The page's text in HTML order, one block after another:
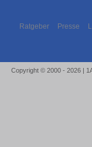
Ratgeber Presse
Copyright © 2000 - 2026 |